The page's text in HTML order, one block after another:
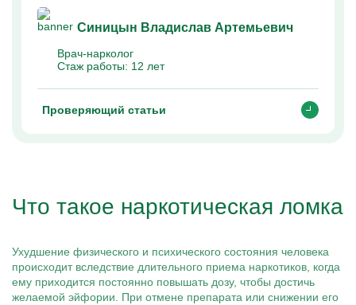
Синицын Владислав Артемьевич
Врач-нарколог
Стаж работы: 12 лет
Проверяющий статьи
Что такое наркотическая ломка
Ухудшение физического и психического состояния человека
происходит вследствие длительного приема наркотиков, когда
ему приходится постоянно повышать дозу, чтобы достичь
желаемой эйфории. При отмене препарата или снижении его